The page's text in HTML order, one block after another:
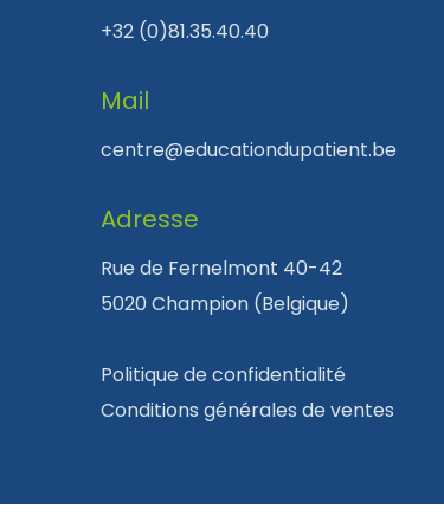
+32 (0)81.35.40.40
Mail
centre@educationdupatient.be
Adresse
Rue de Fernelmont 40-42
5020 Champion (Belgique)
Politique de confidentialité
Conditions générales de ventes